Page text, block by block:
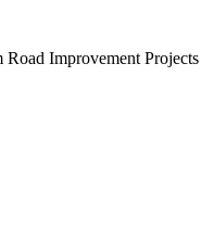
Improvement Projects